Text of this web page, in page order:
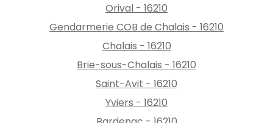
Orival - 16210
Gendarmerie COB de Chalais - 16210
Chalais - 16210
Brie-sous-Chalais - 16210
Saint-Avit - 16210
Yviers - 16210